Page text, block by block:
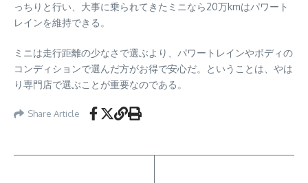
っちりと行い、大事に乗られてきたミニなら20万kmはパワート
レインを維持できる。
ミニは走行距離の少なさで選ぶより、パワートレインやボディの
コンディションで選んだ方がお得で安心だ。ということは、やは
り専門店で選ぶことが重要なのである。
Share Article